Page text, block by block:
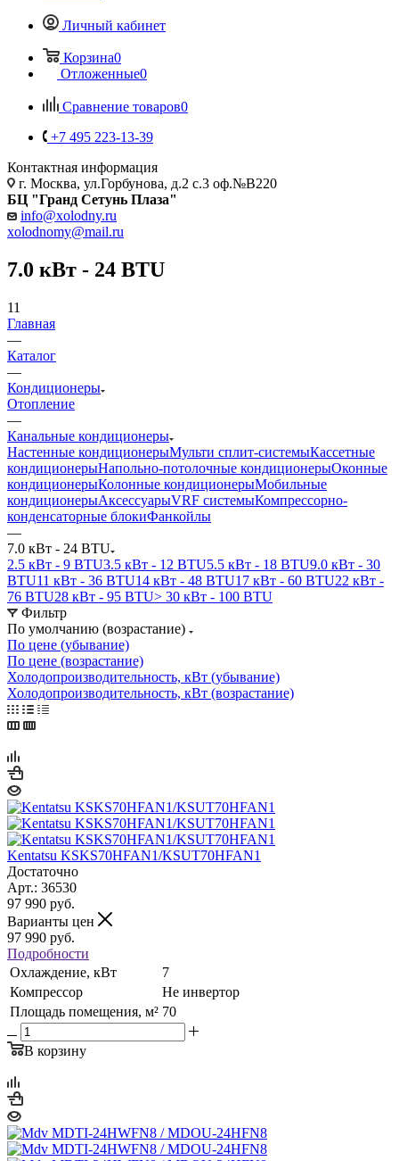
Личный кабинет
Корзина0
Отложенные0
Сравнение товаров0
+7 495 223-13-39
Контактная информация
г. Москва, ул.Горбунова, д.2 с.3 оф.№В220
БЦ "Гранд Сетунь Плаза"
info@xolodny.ru
xolodnomy@mail.ru
7.0 кВт - 24 BTU
11
Главная
—
Каталог
—
Кондиционеры
Отопление
—
Канальные кондиционеры
Настенные кондиционерыМульти сплит-системыКассетные
кондиционерыНапольно-потолочные кондиционерыОконные
кондиционерыКолонные кондиционерыМобильные
кондиционерыАксессуарыVRF системыКомпрессорно-
конденсаторные блокиФанкойлы
—
7.0 кВт - 24 BTU
2.5 кВт - 9 BTU3.5 кВт - 12 BTU5.5 кВт - 18 BTU9.0 кВт - 30
BTU11 кВт - 36 BTU14 кВт - 48 BTU17 кВт - 60 BTU22 кВт -
76 BTU28 кВт - 95 BTU> 30 кВт - 100 BTU
Фильтр
По умолчанию (возрастание)
По цене (убывание)
По цене (возрастание)
Холодопроизводительность, кВт (убывание)
Холодопроизводительность, кВт (возрастание)
Kentatsu KSKS70HFAN1/KSUT70HFAN1
Достаточно
Арт.: 36530
97 990 руб.
Варианты цен
97 990 руб.
Подробности
Охлаждение, кВт
7
Компрессор
Не инвертор
Площадь помещения, м² 70
В корзину